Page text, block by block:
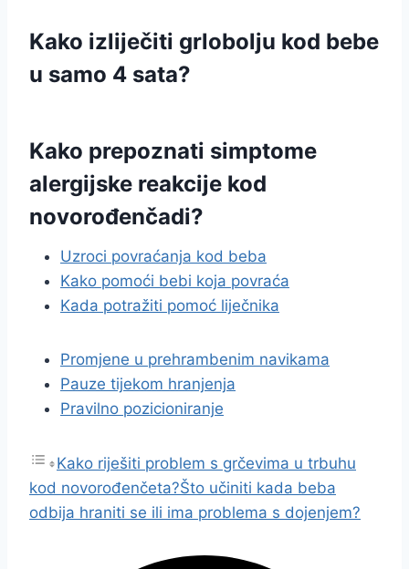
Kako izliječiti grlobolju kod bebe
u samo 4 sata?
Kako prepoznati simptome
alergijske reakcije kod
novorođenčadi?
Uzroci povraćanja kod beba
Kako pomoći bebi koja povraća
Kada potražiti pomoć liječnika
Promjene u prehrambenim navikama
Pauze tijekom hranjenja
Pravilno pozicioniranje
Kako riješiti problem s grčevima u trbuhu
kod novorođenčeta?Što učiniti kada beba
odbija hraniti se ili ima problema s dojenjem?